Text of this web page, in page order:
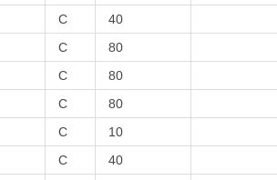
C
40
C
80
C
80
C
80
C
10
C
40